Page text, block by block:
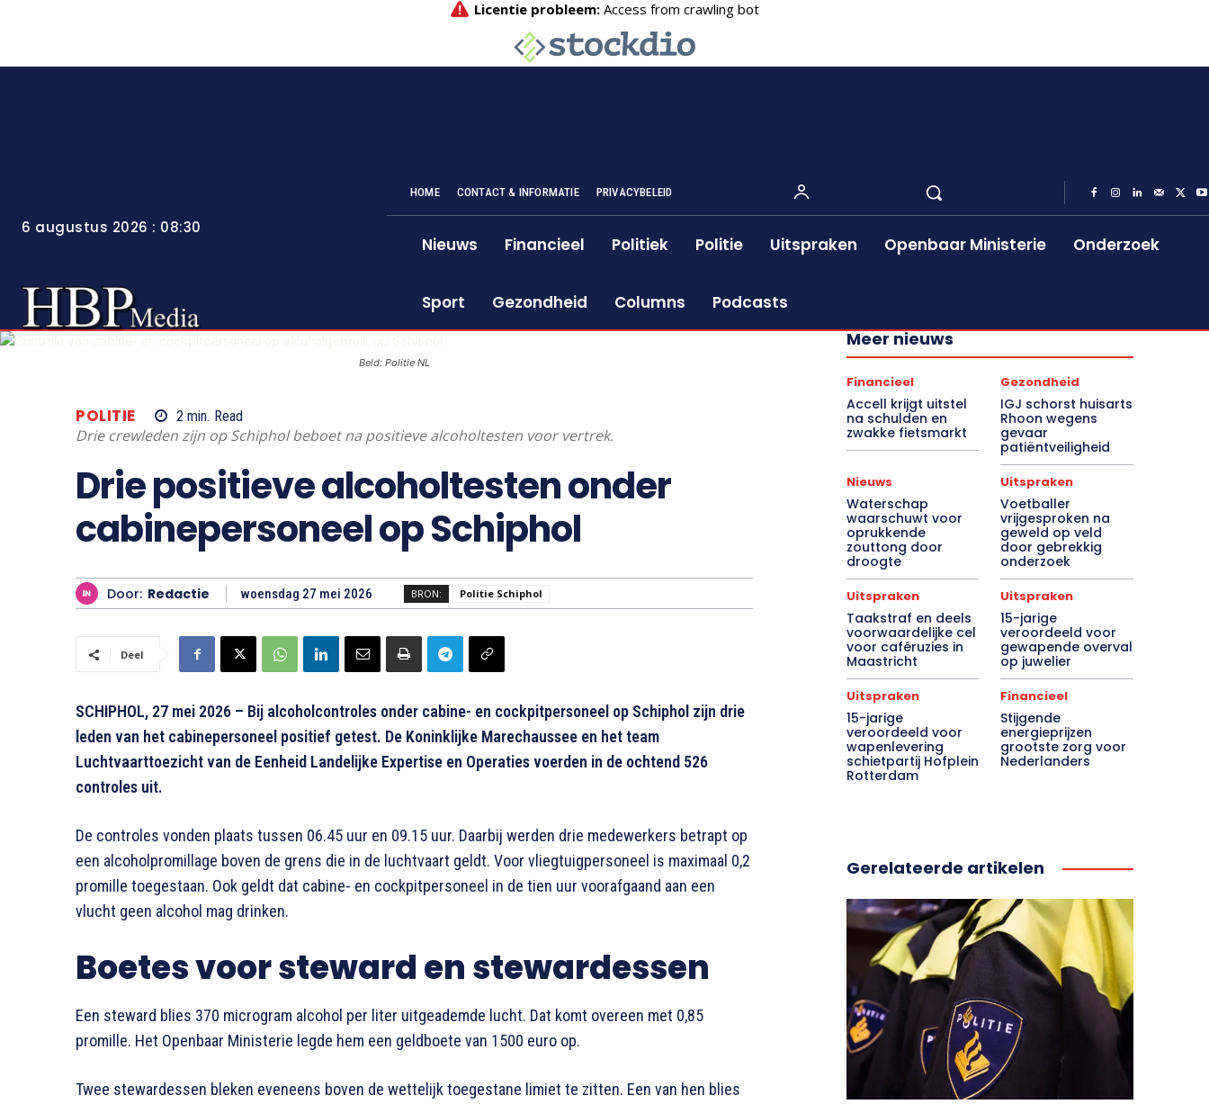
6 augustus 2026 : 08:30
HOME CONTACT & INFORMATIE PRIVACYBELEID
Nieuws Financieel Politiek Politie Uitspraken Openbaar Ministerie Onderzoek
Sport Gezondheid Columns Podcasts
Beld: Politie NL
POLITIE 2 min. Read
Drie crewleden zijn op Schiphol beboet na positieve alcoholtesten voor vertrek.
Drie positieve alcoholtesten onder
cabinepersoneel op Schiphol
Door: Redactie woensdag 27 mei 2026 BRON: Politie Schiphol
Deel
SCHIPHOL, 27 mei 2026 – Bij alcoholcontroles onder cabine- en cockpitpersoneel op Schiphol zijn drie
leden van het cabinepersoneel positief getest. De Koninklijke Marechaussee en het team
Luchtvaarttoezicht van de Eenheid Landelijke Expertise en Operaties voerden in de ochtend 526
controles uit.
De controles vonden plaats tussen 06.45 uur en 09.15 uur. Daarbij werden drie medewerkers betrapt op
een alcoholpromillage boven de grens die in de luchtvaart geldt. Voor vliegtuigpersoneel is maximaal 0,2
promille toegestaan. Ook geldt dat cabine- en cockpitpersoneel in de tien uur voorafgaand aan een
vlucht geen alcohol mag drinken.
Boetes voor steward en stewardessen
Een steward blies 370 microgram alcohol per liter uitgeademde lucht. Dat komt overeen met 0,85
promille. Het Openbaar Ministerie legde hem een geldboete van 1500 euro op.
Twee stewardessen bleken eveneens boven de wettelijk toegestane limiet te zitten. Een van hen blies
Meer nieuws
Financieel
Accell krijgt uitstel
na schulden en
zwakke fietsmarkt
Gezondheid
IGJ schorst huisarts
Rhoon wegens
gevaar
patiëntveiligheid
Nieuws
Waterschap
waarschuwt voor
oprukkende
zouttong door
droogte
Uitspraken
Voetballer
vrijgesproken na
geweld op veld
door gebrekkig
onderzoek
Uitspraken
Taakstraf en deels
voorwaardelijke cel
voor caféruzies in
Maastricht
Uitspraken
15-jarige
veroordeeld voor
gewapende overval
op juwelier
Uitspraken
15-jarige
veroordeeld voor
wapenlevering
schietpartij Hofplein
Rotterdam
Financieel
Stijgende
energieprijzen
grootste zorg voor
Nederlanders
Gerelateerde artikelen